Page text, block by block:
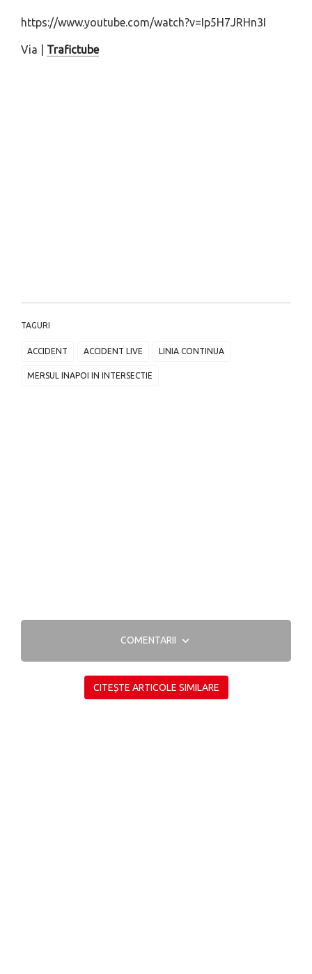
https://www.youtube.com/watch?v=Ip5H7JRHn3I
Via | Trafictube
TAGURI
ACCIDENT ACCIDENT LIVE LINIA CONTINUA
MERSUL INAPOI IN INTERSECTIE
COMENTARII
CITEȘTE ARTICOLE SIMILARE